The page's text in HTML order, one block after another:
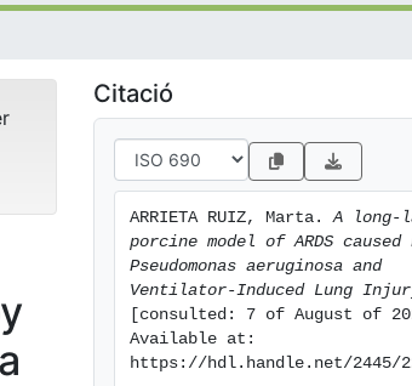
Citació
ARRIETA RUIZ, Marta. A long-
porcine model of ARDS caused
Pseudomonas aeruginosa and
Ventilator-Induced Lung
[consulted: 7 of August of
Available at:
https://hdl.handle.net/2445/